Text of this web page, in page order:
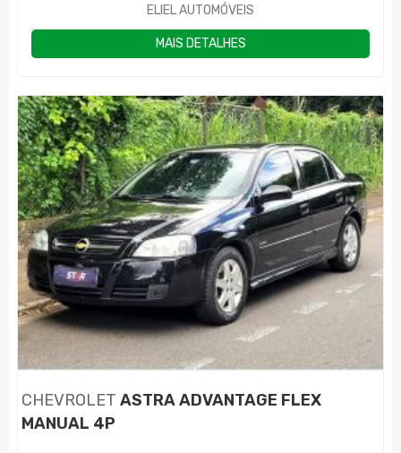
ELIEL AUTOMÓVEIS
MAIS DETALHES
CHEVROLET ASTRA ADVANTAGE FLEX
MANUAL 4P